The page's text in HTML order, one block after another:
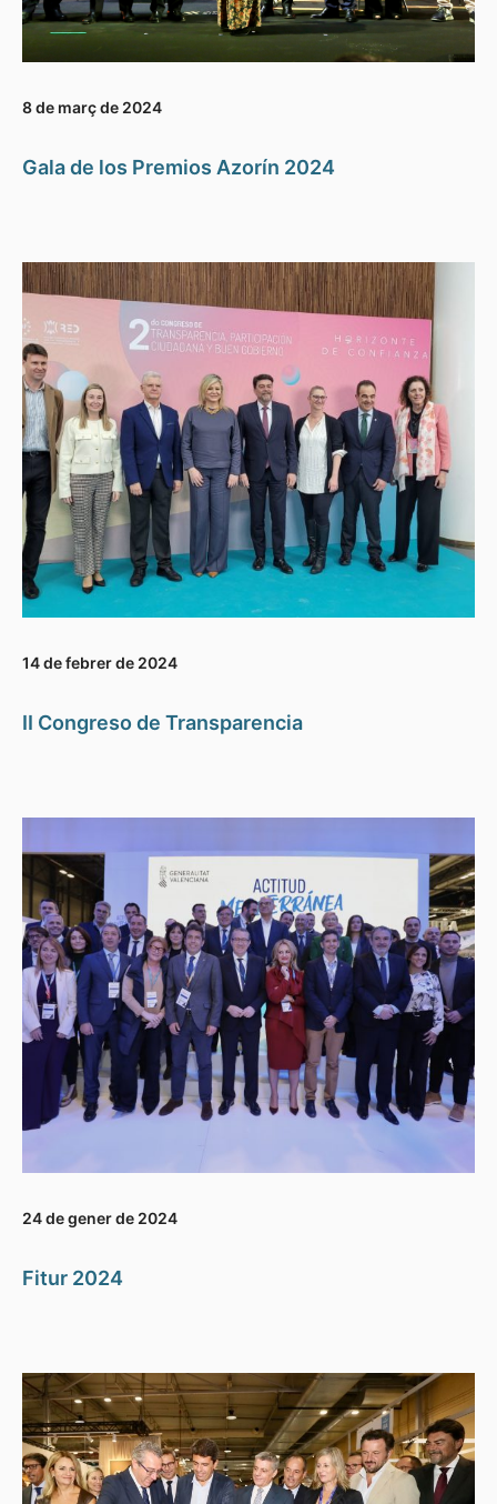
8 de març de 2024
Gala de los Premios Azorín 2024
14 de febrer de 2024
II Congreso de Transparencia
24 de gener de 2024
Fitur 2024